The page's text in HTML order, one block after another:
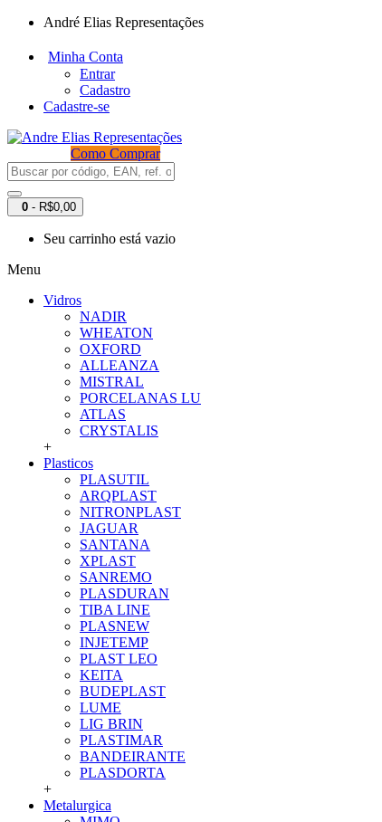
André Elias Representações
Minha Conta
Entrar
Cadastro
Cadastre-se
Como Comprar
0 - R$0,00
Seu carrinho está vazio
Menu
Vidros
NADIR
WHEATON
OXFORD
ALLEANZA
MISTRAL
PORCELANAS LU
ATLAS
CRYSTALIS
+
Plasticos
PLASUTIL
ARQPLAST
NITRONPLAST
JAGUAR
SANTANA
XPLAST
SANREMO
PLASDURAN
TIBA LINE
PLASNEW
INJETEMP
PLAST LEO
KEITA
BUDEPLAST
LUME
LIG BRIN
PLASTIMAR
BANDEIRANTE
PLASDORTA
+
Metalurgica